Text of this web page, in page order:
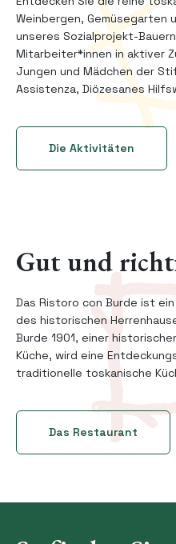
Weinbergen, Gemüsegarten
unseres Sozialprojekt-
Mitarbeiter*innen in aktiver
Jungen und Mädchen der
Assistenza, Diözesanes
Die Aktivitäten
Gut und
Das Ristoro con Burde ist
des historischen
Burde 1901, einer
Küche, wird eine
traditionelle toskanische
Das Restaurant